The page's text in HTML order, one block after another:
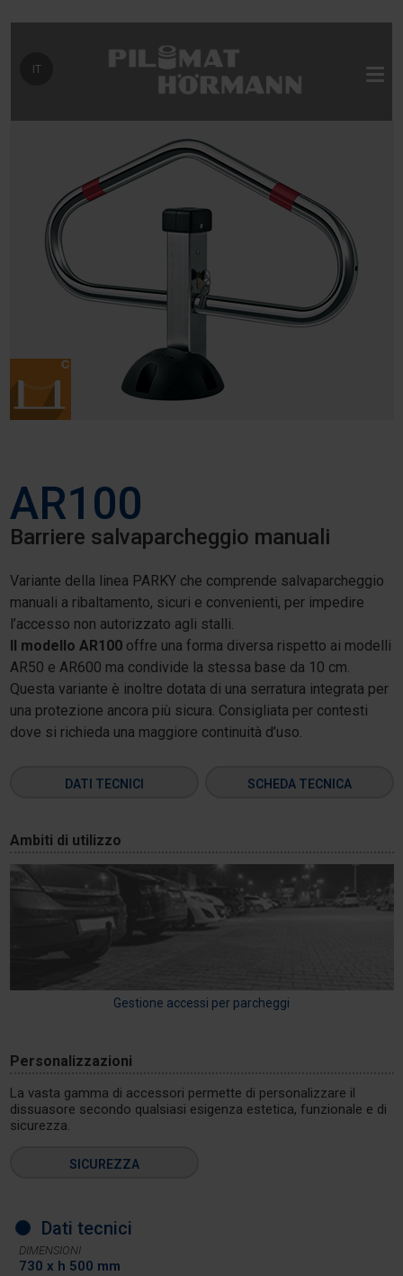
Seleziona la tua lingua
IT
AR100
Barriere salvaparcheggio manuali
Variante della linea PARKY che comprende salvaparcheggio
manuali a ribaltamento, sicuri e convenienti, per impedire
l’accesso non autorizzato agli stalli.
Il modello AR100 offre una forma diversa rispetto ai modelli
AR50 e AR600 ma condivide la stessa base da 10 cm.
Questa variante è inoltre dotata di una serratura integrata per
una protezione ancora più sicura. Consigliata per contesti
dove si richieda una maggiore continuità d’uso.
DATI TECNICI SCHEDA TECNICA
Ambiti di utilizzo
Gestione accessi per parcheggi
Personalizzazioni
La vasta gamma di accessori permette di personalizzare il
dissuasore secondo qualsiasi esigenza estetica, funzionale e di
sicurezza.
SICUREZZA
Dati tecnici
DIMENSIONI
730 x h 500 mm